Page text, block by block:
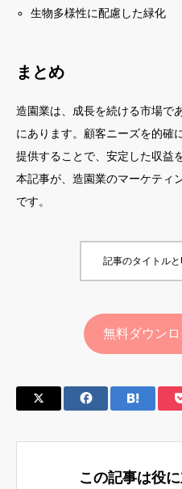
生物多様性に配慮した緑化
まとめ
造園業は、成長を続ける市場で
にあります。顧客ニーズを的確
提供することで、安定した収益
本記事が、造園業のマーケティ
です。
記事のタイトル
無料ダウン
この記事は役